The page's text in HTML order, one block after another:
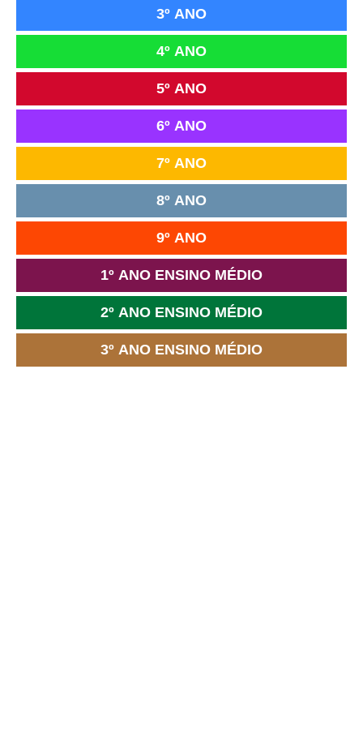
3º ANO
4º ANO
5º ANO
6º ANO
7º ANO
8º ANO
9º ANO
1º ANO ENSINO MÉDIO
2º ANO ENSINO MÉDIO
3º ANO ENSINO MÉDIO